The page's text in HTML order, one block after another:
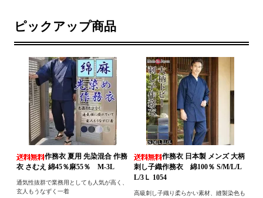
ピックアップ商品
作務衣 夏用 先染混合 作務
衣 さむえ 綿45％麻55％ M-3L
通気性抜群で業務用としても人気が高く、
玄人もうなずく一着
作務衣 日本製 メンズ 大柄
刺し子織作務衣 綿100％ S/M/L/L
L/3Ｌ 1054
高級刺し子織り柔らかい素材、縫製染色も